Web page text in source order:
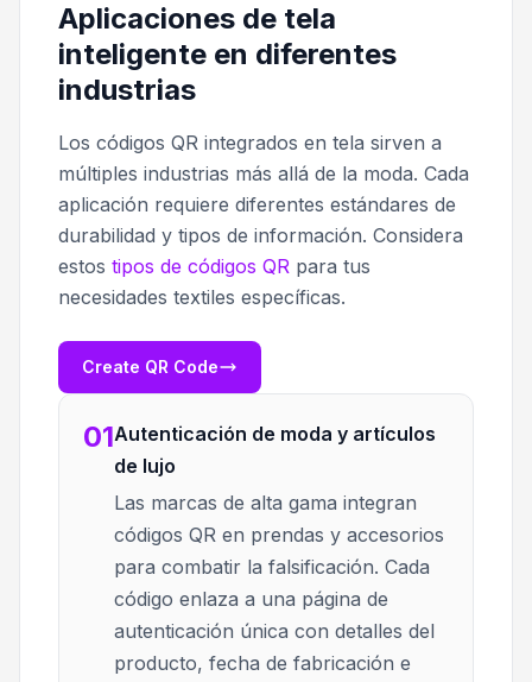
Aplicaciones de tela
inteligente en diferentes
industrias
Los códigos QR integrados en tela sirven a
múltiples industrias más allá de la moda. Cada
aplicación requiere diferentes estándares de
durabilidad y tipos de información. Considera
estos tipos de códigos QR para tus
necesidades textiles específicas.
Create QR Code
01Autenticación de moda y artículos
de lujo
Las marcas de alta gama integran
códigos QR en prendas y accesorios
para combatir la falsificación. Cada
código enlaza a una página de
autenticación única con detalles del
producto, fecha de fabricación e